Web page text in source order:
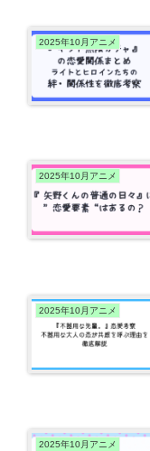
2025年10月アニメ
2025年10月アニメ
2025年10月アニメ
2025年10月アニメ